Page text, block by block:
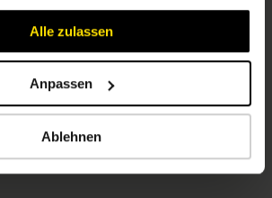
Alle zulassen
Anpassen
Ablehnen